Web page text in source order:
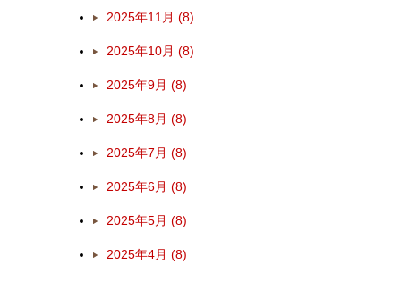
2025年11月 (8)
2025年10月 (8)
2025年9月 (8)
2025年8月 (8)
2025年7月 (8)
2025年6月 (8)
2025年5月 (8)
2025年4月 (8)